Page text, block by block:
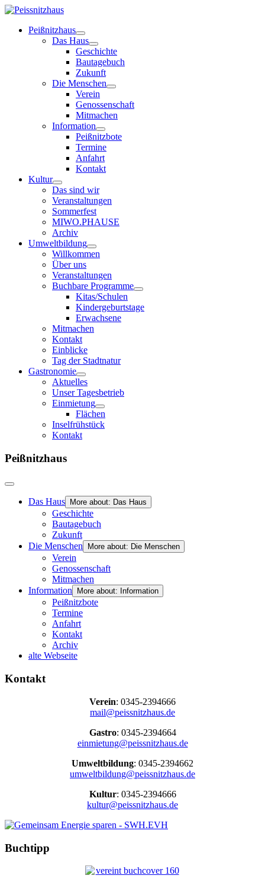
Peißnitzhaus
Das Haus
Geschichte
Bautagebuch
Zukunft
Die Menschen
Verein
Genossenschaft
Mitmachen
Information
Peißnitzbote
Termine
Anfahrt
Kontakt
Kultur
Das sind wir
Veranstaltungen
Sommerfest
MIWO.PHAUSE
Archiv
Umweltbildung
Willkommen
Über uns
Veranstaltungen
Buchbare Programme
Kitas/Schulen
Kindergeburtstage
Erwachsene
Mitmachen
Kontakt
Einblicke
Tag der Stadtnatur
Gastronomie
Aktuelles
Unser Tagesbetrieb
Einmietung
Flächen
Inselfrühstück
Kontakt
Peißnitzhaus
Das Haus More about: Das Haus
Geschichte
Bautagebuch
Zukunft
Die Menschen
More about: Die Menschen
Verein
Genossenschaft
Mitmachen
Information
More about: Information
Peißnitzbote
Termine
Anfahrt
Kontakt
Archiv
alte Webseite
Kontakt
Verein: 0345-2394666
mail@peissnitzhaus.de
Gastro: 0345-2394664
einmietung@peissnitzhaus.de
Umweltbildung: 0345-2394662
umweltbildung@peissnitzhaus.de
Kultur: 0345-2394666
kultur@peissnitzhaus.de
Buchtipp